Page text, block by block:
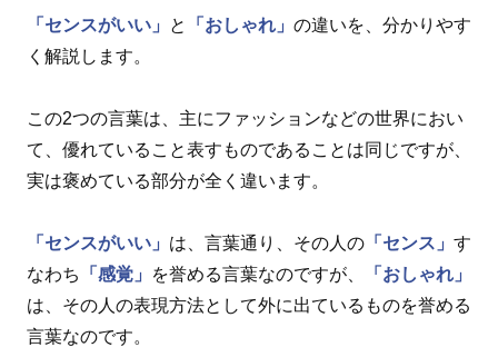
「センスがいい」 と 「おしゃれ」 の違いを、分かりやす
く解説します。
この2つの言葉は、主にファッションなどの世界におい
て、優れていること表すものであることは同じですが、
実は褒めている部分が全く違います。
「センスがいい」 は、言葉通り、その人の 「センス」 す
なわち
「感覚」 を誉める言葉なのですが、
「おしゃれ」
は、その人の表現方法として外に出ているものを誉める
言葉なのです。